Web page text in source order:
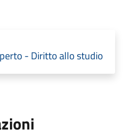
- Diritto allo studio